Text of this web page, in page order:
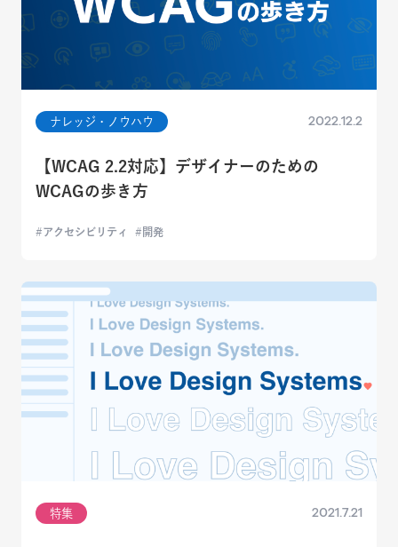
ナレッジ・ノウハウ 2022.12.2
【WCAG 2.2対応】デザイナーのための
WCAGの歩き方
アクセシビリティ 開発
特集 2021.7.21